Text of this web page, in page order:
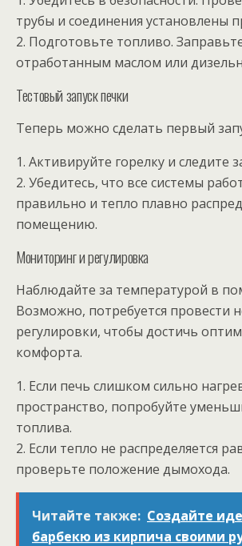
трубы и соединения установлены
2. Подготовьте топливо.
отработанным маслом или
Тестовый запуск печки
Теперь можно сделать первый
1. Активируйте горелку и следите
2. Убедитесь, что все системы
правильно и тепло плавно
помещению.
Мониторинг и регулировка
Наблюдайте за температурой в
Возможно, потребуется провести
регулировки, чтобы достичь
комфорта.
1. Если печь слишком сильно
пространство, попробуйте
топлива.
2. Если тепло не распределяется
проверьте положение дымохода.
Читайте также: Создайте
барбекю из кирпича своими